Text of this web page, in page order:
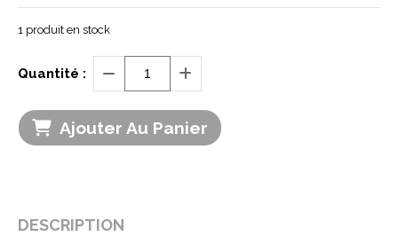
1 produit en stock
Quantité :
Ajouter Au Panier
DESCRIPTION